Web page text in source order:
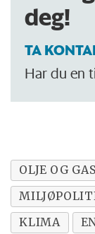
deg!
TA
Har du en
eller
OLJE OG
KLIMA